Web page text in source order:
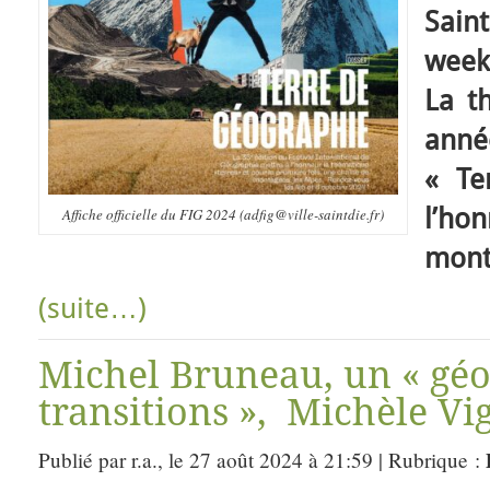
Affiche officielle du FIG 2024 (adfig@ville-saintdie.fr)
La
«
(suite…)
Michel Bruneau, un «
transitions », Michèle
Publié par r.a., le 27 août 2024 à 21:59 | Rubrique :